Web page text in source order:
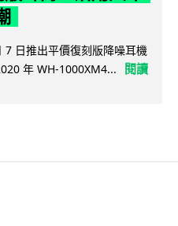
日推出平價復刻版降噪耳機
年 WH-1000XM4...
閱讀